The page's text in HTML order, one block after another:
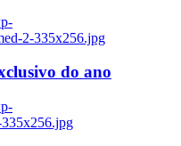
2-335x256.jpg
do ano